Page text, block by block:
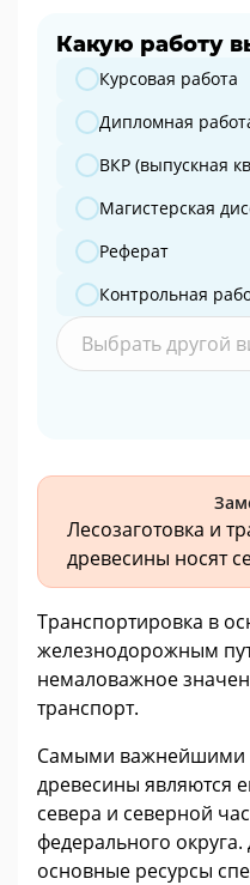
Какую работу
Какую работу вы
Курсовая работа
Дипломная
ВКР (выпускная
Магистерская
Реферат
Контрольная
Выбрать другой
Лесозаготовка и
древесины носят
Транспортировка в
железнодорожным
немаловажное
транспорт.
Самыми важнейшими
древесины являются
севера и северной
федерального
основные ресурсы